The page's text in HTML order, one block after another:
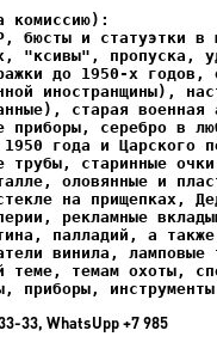
бюсты и статуэтки в
"ксивы", пропуска,
на прищепках,
приборы,
33, WhatsUpp +7 985